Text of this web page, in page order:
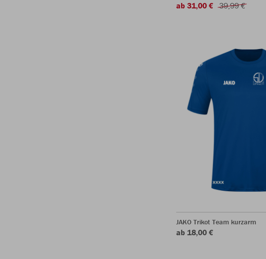
ab 31,00 € 39,99 €
JAKO Trikot Team kurzarm
ab 18,00 €